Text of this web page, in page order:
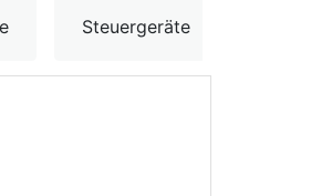
Steuergeräte